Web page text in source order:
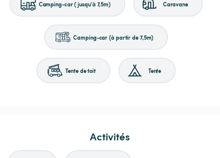
Camping-car (jusqu'à 7,5m) Caravane
Camping-car (à partir de 7,5m)
Tente de toit Tente
Activités